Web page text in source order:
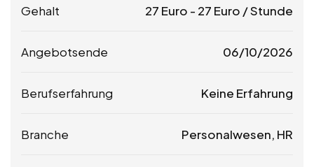
Gehalt 27 Euro - 27 Euro / Stunde
Angebotsende 06/10/2026
Berufserfahrung Keine Erfahrung
Branche Personalwesen, HR